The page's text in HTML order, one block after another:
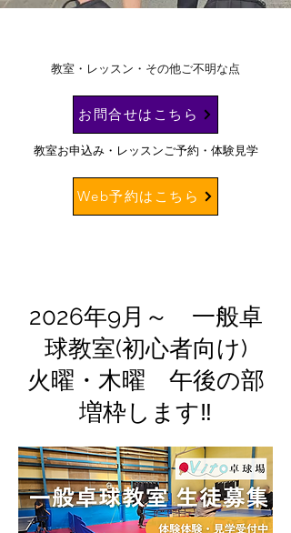
​教室・レッスン・その他ご不明な点
お問合せはこちら
​教室お申込み・レッスンご予約・体験見学
Web予約はこちら
2026年9月～ 一般卓
球教室(初心者向け)
​火曜・木曜 午後の部
増枠します‼